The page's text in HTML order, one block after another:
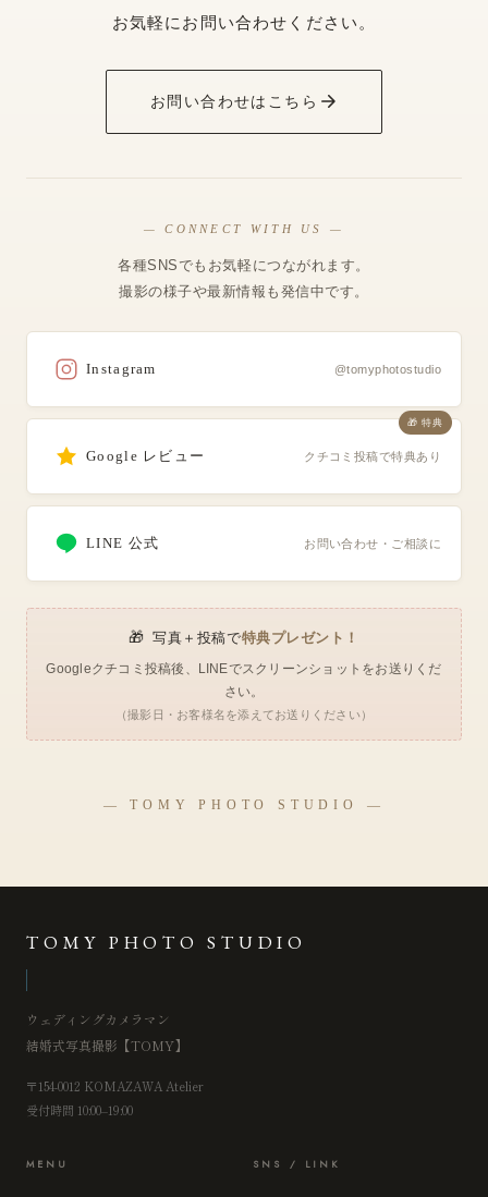
お気軽にお問い合わせください。
お問い合わせはこちら
— CONNECT WITH US —
各種SNSでもお気軽につながれます。
撮影の様子や最新情報も発信中です。
Instagram @tomyphotostudio
Google レビュー クチコミ投稿で特典あり
🎁 特典
LINE 公式 お問い合わせ・ご相談に
🎁 写真＋投稿で特典プレゼント！
Googleクチコミ投稿後、LINEでスクリーンショットをお送りくだ
さい。
（撮影日・お客様名を添えてお送りください）
— TOMY PHOTO STUDIO —
TOMY PHOTO STUDIO
ウェディングカメラマン
結婚式写真撮影【TOMY】
〒154-0012 KOMAZAWA Atelier
受付時間 10:00–19:00
MENU SNS / LINK